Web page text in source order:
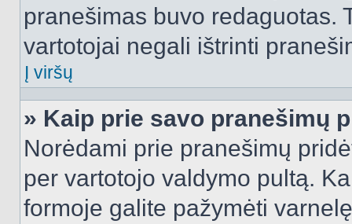
pranešimas buvo redaguotas.
vartotojai negali ištrinti
Į viršų
» Kaip prie savo pranešimų
Norėdami prie pranešimų
per vartotojo valdymo pultą.
formoje galite pažymėti